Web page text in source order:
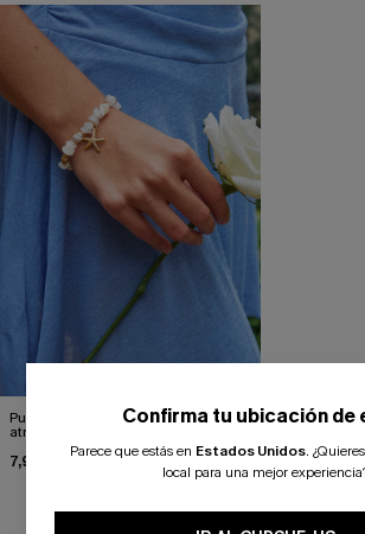
Pulsera de cuentas con
atrapaconchas
7,90 €
Confirma tu ubicación de
Parece que estás en Estados Unidos.
local para una mejor
¿NUEVO EN